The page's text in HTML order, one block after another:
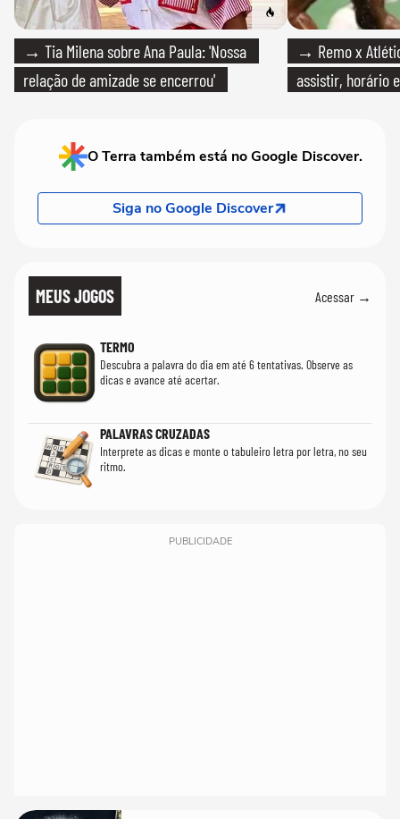
→ Tia Milena sobre Ana Paula: 'Nossa
relação de amizade se encerrou'
→ Remo x
assistir, horário
O Terra também está no Google Discover.
Siga no Google Discover
MEUS JOGOS Acessar →
TERMO
Descubra a palavra do dia em até 6 tentativas. Observe as
dicas e avance até acertar.
PALAVRAS CRUZADAS
Interprete as dicas e monte o tabuleiro letra por letra, no seu
ritmo.
PUBLICIDADE